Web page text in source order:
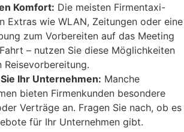
Komfort: Die meisten Firmentaxi-
Extras wie WLAN, Zeitungen oder eine
zum Vorbereiten auf das Meeting
– nutzen Sie diese Möglichkeiten
Reisevorbereitung.
Ihr Unternehmen: Manche
bieten Firmenkunden besondere
Verträge an. Fragen Sie nach, ob es
für Ihr Unternehmen gibt.